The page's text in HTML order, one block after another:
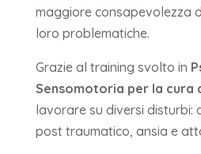
maggiore consapevolezza
loro problematiche.
Grazie al training svolto in
Sensomotoria per la cura
lavorare su diversi disturbi:
post traumatico, ansia e